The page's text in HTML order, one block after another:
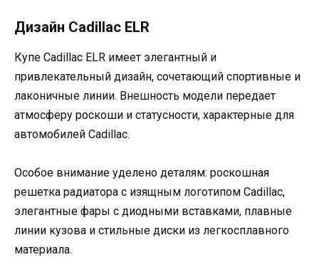
Дизайн Cadillac ELR
Купе Cadillac ELR имеет элегантный и
привлекательный дизайн, сочетающий спортивные и
лаконичные линии. Внешность модели передает
атмосферу роскоши и статусности, характерные для
автомобилей Cadillac.
Особое внимание уделено деталям: роскошная
решетка радиатора с изящным логотипом Cadillac,
элегантные фары с диодными вставками, плавные
линии кузова и стильные диски из легкосплавного
материала.